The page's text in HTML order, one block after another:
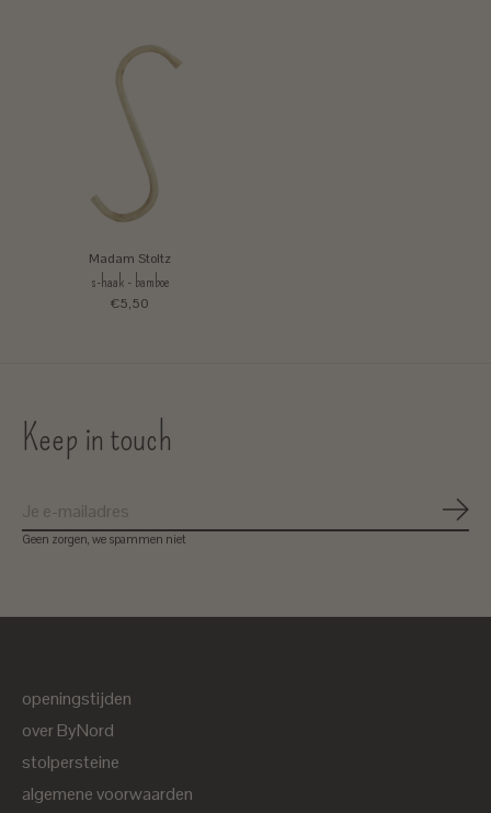
Madam Stoltz
s-haak - bamboe
€5,50
Keep in touch
Geen zorgen, we spammen niet
openingstijden
over ByNord
stolpersteine
algemene voorwaarden